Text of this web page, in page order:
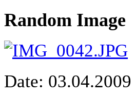
Random Image
Date: 03.04.2009